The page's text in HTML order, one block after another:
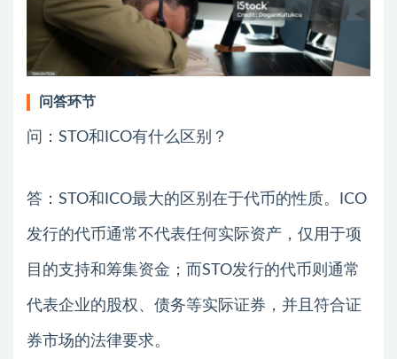
问答环节
问：STO和ICO有什么区别？
答：STO和ICO最大的区别在于代币的性质。ICO
发行的代币通常不代表任何实际资产，仅用于项
目的支持和筹集资金；而STO发行的代币则通常
代表企业的股权、债务等实际证券，并且符合证
券市场的法律要求。